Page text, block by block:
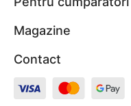
Magazine
Contact